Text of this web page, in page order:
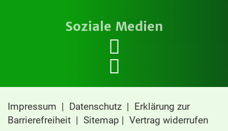
Soziale Medien
Impressum | Datenschutz | Erklärung zur
Barrierefreiheit | Sitemap | Vertrag widerrufen